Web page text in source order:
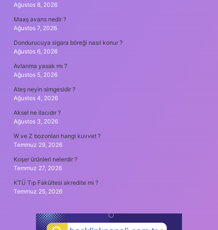
Ağustos 8, 2026
Maaş avans nedir ?
Ağustos 7, 2026
Dondurucuya sigara böreği nasıl konur ?
Ağustos 6, 2026
Avlanma yasak mı ?
Ağustos 5, 2026
Ateş neyin simgesidir ?
Ağustos 4, 2026
Aksel ne ilacıdır ?
Ağustos 3, 2026
W ve Z bozonları hangi kuvvet ?
Temmuz 29, 2026
Koşer ürünleri nelerdir ?
Temmuz 27, 2026
KTÜ Tıp Fakültesi akredite mi ?
Temmuz 25, 2026